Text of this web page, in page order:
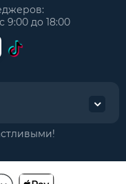
9:00 до 18:00